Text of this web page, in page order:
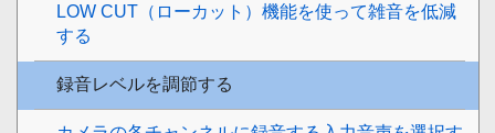
LOW CUT（ローカット）機能を使って雑音を低減
する
録音レベルを調節する